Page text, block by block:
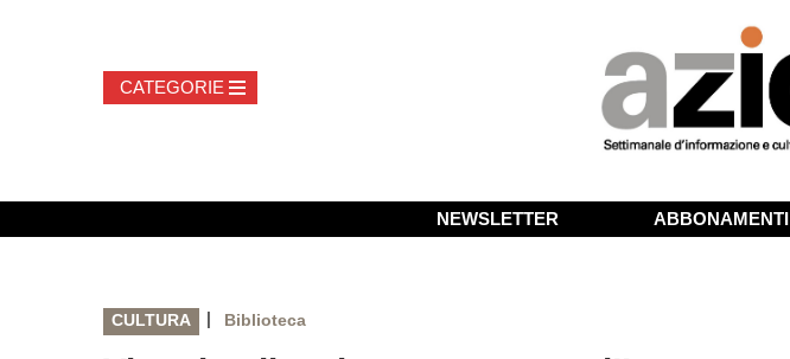
NEWSLETTER ABBONAMENTI
CULTURA | Biblioteca